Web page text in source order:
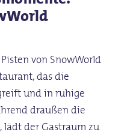
von SnowWorld
das die
und in ruhige
draußen die
der Gastraum zu